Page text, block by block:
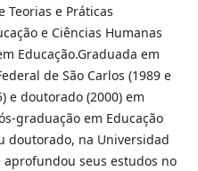
e Práticas
e Ciências Humanas
Educação.Graduada em
de São Carlos (1989 e
e doutorado (2000) em
graduação em Educação
doutorado, na Universidad
aprofundou seus estudos no